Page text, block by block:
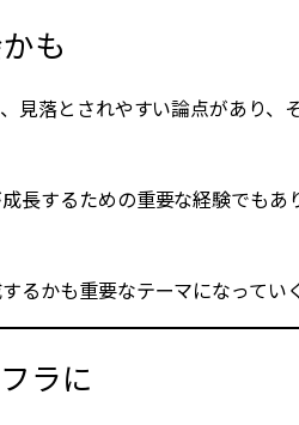
も
見落とされやすい論点があり
長するための重要な経験でも
かも重要なテーマになってい
ラに